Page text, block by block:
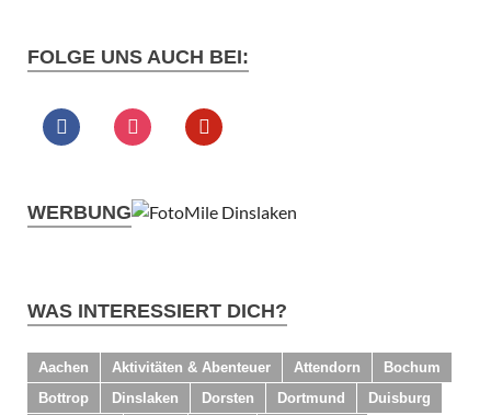
FOLGE UNS AUCH BEI:
WERBUNG
WAS INTERESSIERT DICH?
Aachen Aktivitäten & Abenteuer Attendorn
Bochum
Bottrop
Dinslaken Dorsten Dortmund
Duisburg